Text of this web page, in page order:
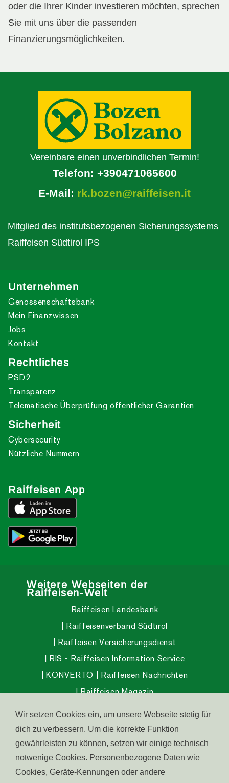
oder die Ihrer Kinder investieren möchten, sprechen
Sie mit uns über die passenden
Finanzierungsmöglichkeiten.
Vereinbare einen unverbindlichen Termin!
Telefon: +390471065600
E-Mail: rk.bozen@raiffeisen.it
Mitglied des institutsbezogenen Sicherungssystems
Raiffeisen Südtirol IPS
Unternehmen
Genossenschaftsbank
Mein Finanzwissen
Jobs
Kontakt
Rechtliches
PSD2
Transparenz
Telematische Überprüfung öffentlicher Garantien
Sicherheit
Cybersecurity
Nützliche Nummern
Raiffeisen App
Weitere Webseiten der
Raiffeisen-Welt
Raiffeisen Landesbank
Raiffeisenverband Südtirol
Raiffeisen Versicherungsdienst
RIS - Raiffeisen Information Service
KONVERTO
Raiffeisen Nachrichten
Raiffeisen Magazin
Raiffeisen Pensionsfonds
Raiffeisen Gesundheitsfonds
Wohnen in Südtirol Raiffeisen Südtirol IPS
Wir setzen Cookies ein, um unsere Webseite stetig für
dich zu verbessern. Um die korrekte Funktion
gewährleisten zu können, setzen wir einige technisch
notwenige Cookies. Personenbezogene Daten wie
Cookies, Geräte-Kennungen oder andere